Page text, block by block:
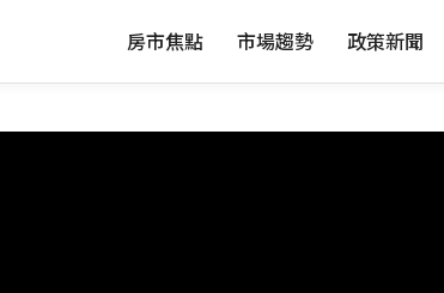
房市焦點 市場趨勢 政策新聞